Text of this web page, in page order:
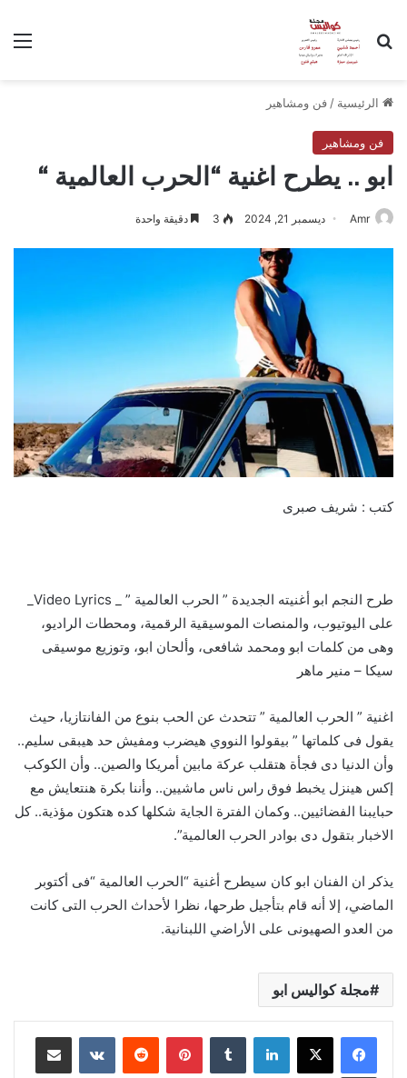
بحث عن
الرئيسية / فن ومشاهير
فن ومشاهير
ابو .. يطرح اغنية “الحرب العالمية “
Amr ديسمبر 21, 2024 3 دقيقة واحدة
كتب : شريف صبرى
على اليوتيوب، والمنصات الموسيقية الرقمية، ومحطات الراديو،
وهى من كلمات ابو ومحمد شافعى، وألحان ابو، وتوزيع موسيقى
سيكا – منير ماهر
اغنية ” الحرب العالمية ” تتحدث عن الحب بنوع من الفانتازيا، حيث
يقول فى كلماتها ” بيقولوا النووي هيضرب ومفيش حد هيبقى سليم..
وأن الدنيا دى فجأة هتقلب عركة مابين أمريكا والصين.. وأن الكوكب
إكس هينزل يخبط فوق راس ناس ماشيين.. وأننا بكرة هنتعايش مع
حبايبنا الفضائيين.. وكمان الفترة الجاية شكلها كده هتكون مؤذية.. كل
الاخبار بتقول دى بوادر الحرب العالمية”.
يذكر ان الفنان ابو كان سيطرح أغنية “الحرب العالمية “فى أكتوبر
الماضي، إلا أنه قام بتأجيل طرحها، نظرا لأحداث الحرب التى كانت
من العدو الصهيونى على الأراضي اللبنانية.
مجلة كواليس ابو
لينكدإن بينتيريست مشاركة عبر البريد